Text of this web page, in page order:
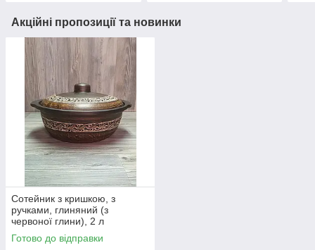
Акційні пропозиції та новинки
Сотейник з кришкою, з
ручками, глиняний (з
червоної глини), 2 л
Готово до відправки